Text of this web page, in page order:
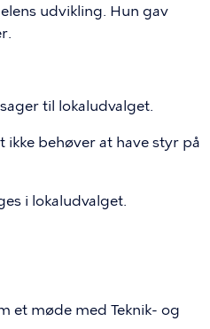
udvikling. Hun gav
til lokaludvalget.
behøver at have styr på
i lokaludvalget.
et møde med Teknik- og